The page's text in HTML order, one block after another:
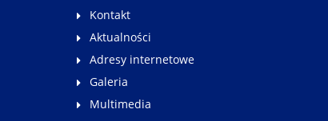
Kontakt
Aktualności
Adresy internetowe
Galeria
Multimedia